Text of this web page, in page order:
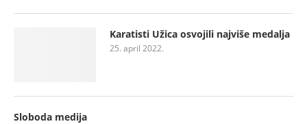
Karatisti Užica osvojili najviše medalja
25. april 2022.
Sloboda medija